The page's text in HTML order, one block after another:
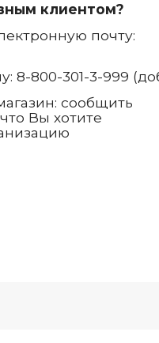
клиентом?
почту:
8-800-301-3-999
сообщить
Вы хотите